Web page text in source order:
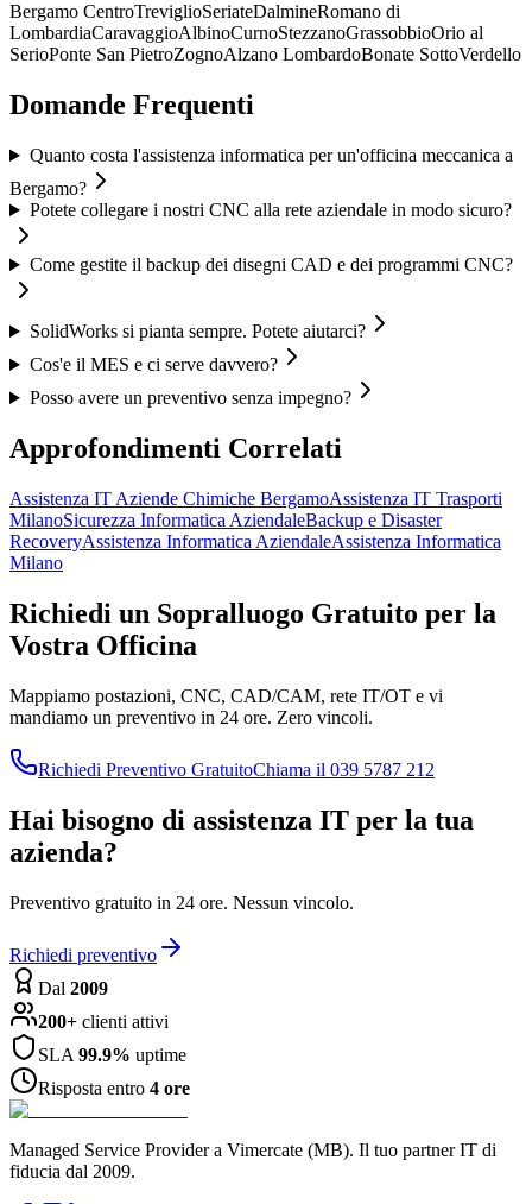
Bergamo CentroTreviglioSeriateDalmineRomano di
LombardiaCaravaggioAlbinoCurnoStezzanoGrassobbioOrio al
SerioPonte San PietroZognoAlzano LombardoBonate SottoVerdello
Domande Frequenti
Quanto costa l'assistenza informatica per un'officina meccanica a
Bergamo?
Potete collegare i nostri CNC alla rete aziendale in modo sicuro?
Come gestite il backup dei disegni CAD e dei programmi CNC?
SolidWorks si pianta sempre. Potete aiutarci?
Cos'e il MES e ci serve davvero?
Posso avere un preventivo senza impegno?
Approfondimenti Correlati
Assistenza IT Aziende Chimiche BergamoAssistenza IT Trasporti
MilanoSicurezza Informatica AziendaleBackup e Disaster
RecoveryAssistenza Informatica AziendaleAssistenza Informatica
Milano
Richiedi un Sopralluogo Gratuito per la
Vostra Officina
Mappiamo postazioni, CNC, CAD/CAM, rete IT/OT e vi
mandiamo un preventivo in 24 ore. Zero vincoli.
Richiedi Preventivo GratuitoChiama il 039 5787 212
Hai bisogno di assistenza IT per la tua
azienda?
Preventivo gratuito in 24 ore. Nessun vincolo.
Richiedi preventivo
Dal 2009
200+ clienti attivi
SLA 99.9% uptime
Risposta entro 4 ore
Managed Service Provider a Vimercate (MB). Il tuo partner IT di
fiducia dal 2009.